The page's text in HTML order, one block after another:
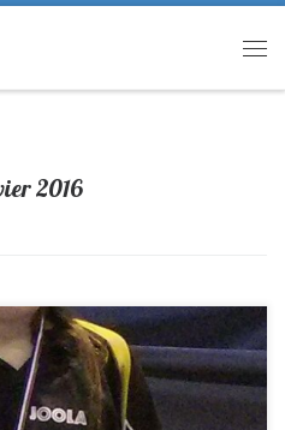
2016
Lieu, Les Individuels Vétérans